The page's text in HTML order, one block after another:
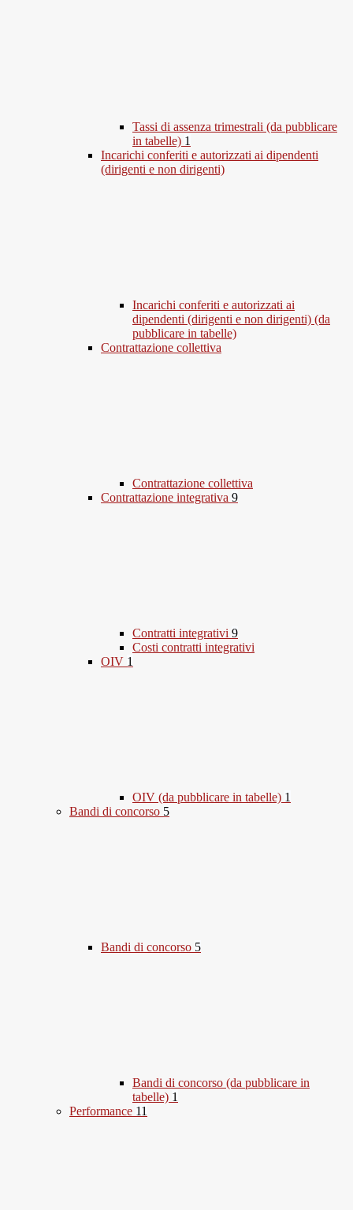
Tassi di assenza trimestrali (da pubblicare
in tabelle) 1
Incarichi conferiti e autorizzati ai dipendenti
(dirigenti e non dirigenti)
Incarichi conferiti e autorizzati ai
dipendenti (dirigenti e non dirigenti) (da
pubblicare in tabelle)
Contrattazione collettiva
Contrattazione collettiva
Contrattazione integrativa 9
Contratti integrativi 9
Costi contratti integrativi
OIV 1
OIV (da pubblicare in tabelle) 1
Bandi di concorso 5
Bandi di concorso 5
Bandi di concorso (da pubblicare in
tabelle) 1
Performance 11